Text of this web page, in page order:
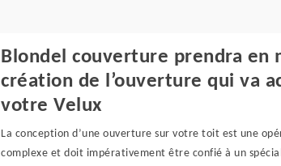
Blondel couverture prendra en
création de l’ouverture qui va
votre Velux
La conception d’une ouverture sur votre toit est une
complexe et doit impérativement être confié à un